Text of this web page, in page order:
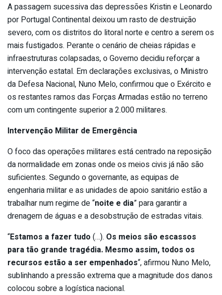
A passagem sucessiva das depressões Kristin e Leonardo
por Portugal Continental deixou um rasto de destruição
severo, com os distritos do litoral norte e centro a serem os
mais fustigados. Perante o cenário de cheias rápidas e
infraestruturas colapsadas, o Governo decidiu reforçar a
intervenção estatal. Em declarações exclusivas, o Ministro
da Defesa Nacional, Nuno Melo, confirmou que o Exército e
os restantes ramos das Forças Armadas estão no terreno
com um contingente superior a 2.000 militares.
Intervenção Militar de Emergência
O foco das operações militares está centrado na reposição
da normalidade em zonas onde os meios civis já não são
suficientes. Segundo o governante, as equipas de
engenharia militar e as unidades de apoio sanitário estão a
trabalhar num regime de “noite e dia” para garantir a
drenagem de águas e a desobstrução de estradas vitais.
“Estamos a fazer tudo (…). Os meios são escassos
para tão grande tragédia. Mesmo assim, todos os
recursos estão a ser empenhados“, afirmou Nuno Melo,
sublinhando a pressão extrema que a magnitude dos danos
colocou sobre a logística nacional.